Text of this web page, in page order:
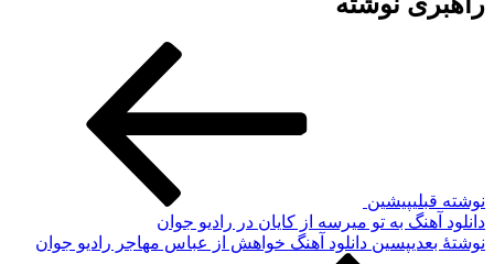
نوشته قبلیپیشین
دانلود آهنگ به تو میرسه از کایان در رادیو جوان
نوشته‌ٔ بعدیپسین دانلود آهنگ خواهش از عباس مهاجر رادیو جوان